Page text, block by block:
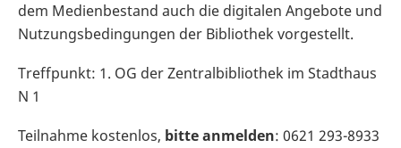
dem Medienbestand auch die digitalen Angebote und
Nutzungsbedingungen der Bibliothek vorgestellt.
Treffpunkt: 1. OG der Zentralbibliothek im Stadthaus
N 1
Teilnahme kostenlos, bitte anmelden: 0621 293-8933